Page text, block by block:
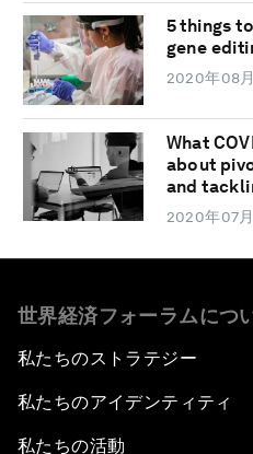
5 things
gene
2020年08
What
about
and
2020年07
世界経済フォーラムにつ
私たちのストラテジー
私たちのアイデンティティ
私たちの活動